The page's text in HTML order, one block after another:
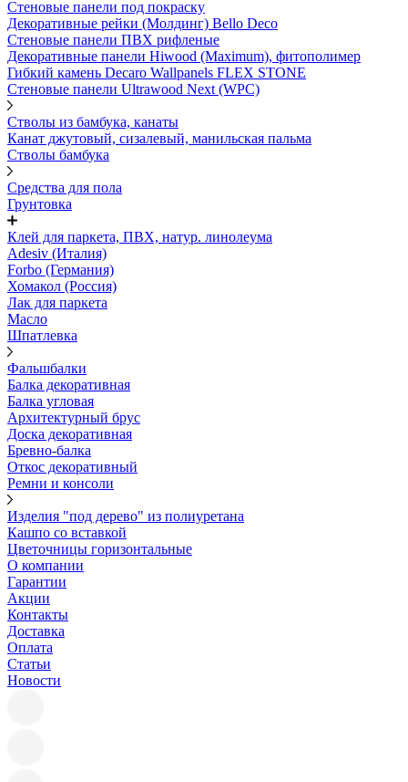
Стеновые панели под покраску
Декоративные рейки (Молдинг) Bello Deco
Стеновые панели ПВХ рифленыe
Декоративные панели Hiwood (Maximum), фитополимер
Гибкий камень Decaro Wallpanels FLEX STONE
Стеновые панели Ultrawood Next (WPC)
Стволы из бамбука, канаты
Канат джутовый, сизалевый, манильская пальма
Стволы бамбука
Средства для пола
Грунтовка
Клей для паркета, ПВХ, натур. линолеума
Adesiv (Италия)
Forbo (Германия)
Хомакол (Россия)
Лак для паркета
Масло
Шпатлевка
Фальшбалки
Балка декоративная
Балка угловая
Архитектурный брус
Доска декоративная
Бревно-балка
Откос декоративный
Ремни и консоли
Изделия "под дерево" из полиуретана
Кашпо со вставкой
Цветочницы горизонтальные
О компании
Гарантии
Акции
Контакты
Доставка
Оплата
Статьи
Новости